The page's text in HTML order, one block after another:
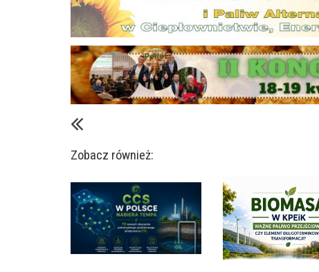
Zobacz również: